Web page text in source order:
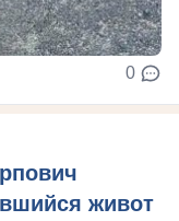
0
живот